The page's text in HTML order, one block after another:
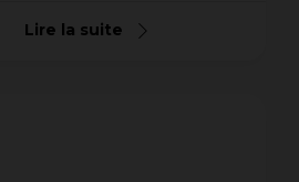
Lire la suite